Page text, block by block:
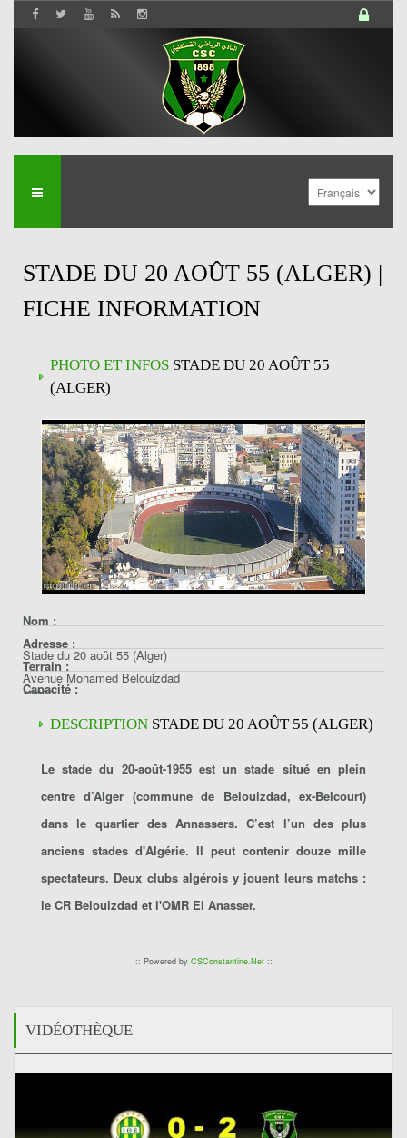
STADE DU 20 AOÛT 55 (ALGER) |
FICHE INFORMATION
PHOTO ET INFOS STADE DU 20 AOÛT 55
(ALGER)
Nom :
Stade du 20 août 55 (Alger)
Adresse :
Avenue Mohamed Belouizdad
16052
Algérie
Terrain :
Capacité :
12000DESCRIPTION STADE DU 20 AOÛT 55 (ALGER)
Le stade du 20-août-1955 est un stade situé en plein
centre d’Alger (commune de Belouizdad, ex-Belcourt)
dans le quartier des Annassers. C’est l’un des plus
anciens stades d'Algérie. Il peut contenir douze mille
spectateurs. Deux clubs algérois y jouent leurs matchs :
le CR Belouizdad et l'OMR El Anasser.
:: Powered by CSConstantine.Net::
VIDÉOTHÈQUE